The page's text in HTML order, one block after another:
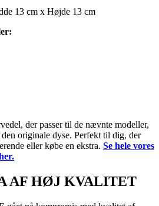
13 cm x Højde 13 cm
der passer til de nævnte modeller,
originale dyse. Perfekt til dig, der
eller købe en ekstra. Se hele vores
AF HØJ KVALITET